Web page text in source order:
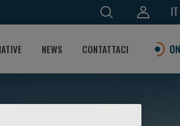
IT
NEWS CONTATTACI